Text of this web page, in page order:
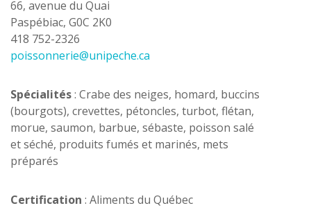
66, avenue du Quai
Paspébiac, G0C 2K0
418 752-2326
poissonnerie@unipeche.ca
Spécialités: Crabe des neiges, homard, buccins
(bourgots), crevettes, pétoncles, turbot, flétan,
morue, saumon, barbue, sébaste, poisson salé
et séché, produits fumés et marinés, mets
préparés
Certification : Aliments du Québec